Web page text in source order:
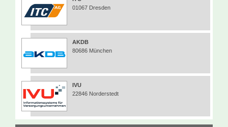
01067 Dresden
AKDB
80686 München
IVU
22846 Norderstedt